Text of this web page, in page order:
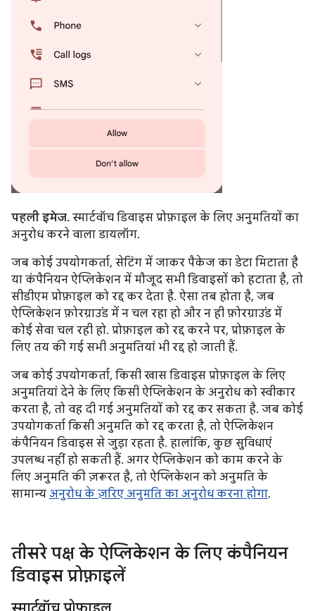
पहली इमेज. स्मार्टवॉच डिवाइस प्रोफ़ाइल के लिए अनुमतियों का
अनुरोध करने वाला डायलॉग.
जब कोई उपयोगकर्ता, सेटिंग में जाकर पैकेज का डेटा मिटाता है
या कंपैनियन ऐप्लिकेशन में मौजूद सभी डिवाइसों को हटाता है, तो
सीडीएम प्रोफ़ाइल को रद्द कर देता है. ऐसा तब होता है, जब
ऐप्लिकेशन फ़ोरग्राउंड में न चल रहा हो और न ही फ़ोरग्राउंड में
कोई सेवा चल रही हो. प्रोफ़ाइल को रद्द करने पर, प्रोफ़ाइल के
लिए तय की गई सभी अनुमतियां भी रद्द हो जाती हैं.
जब कोई उपयोगकर्ता, किसी खास डिवाइस प्रोफ़ाइल के लिए
अनुमतियां देने के लिए किसी ऐप्लिकेशन के अनुरोध को स्वीकार
करता है, तो वह दी गई अनुमतियों को रद्द कर सकता है. जब कोई
उपयोगकर्ता किसी अनुमति को रद्द करता है, तो ऐप्लिकेशन
कंपैनियन डिवाइस से जुड़ा रहता है. हालांकि, कुछ सुविधाएं
उपलब्ध नहीं हो सकती हैं. अगर ऐप्लिकेशन को काम करने के
लिए अनुमति की ज़रूरत है, तो ऐप्लिकेशन को अनुमति के
सामान्य अनुरोध के ज़रिए अनुमति का अनुरोध करना होगा.
तीसरे पक्ष के ऐप्लिकेशन के लिए कंपैनियन
डिवाइस प्रोफ़ाइलें